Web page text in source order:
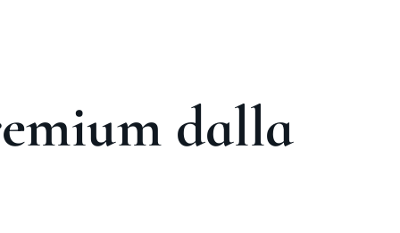
dalla